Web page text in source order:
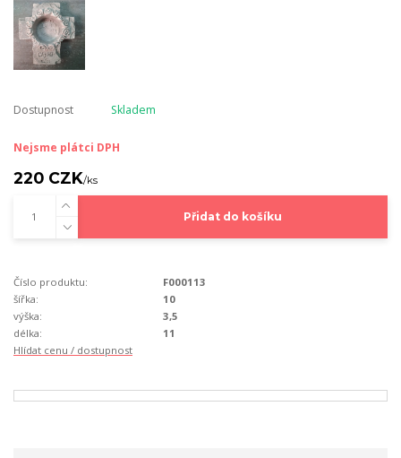
Dostupnost Skladem
Nejsme plátci DPH
220 CZK/ks
Přidat do košíku
Číslo produktu:
F000113
šířka:
10
výška:
3,5
délka:
11
Hlídat cenu / dostupnost